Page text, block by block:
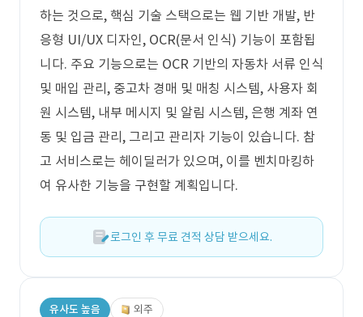
하는 것으로, 핵심 기술 스택으로는 웹 기반 개발, 반
응형 UI/UX 디자인, OCR(문서 인식) 기능이 포함됩
니다. 주요 기능으로는 OCR 기반의 자동차 서류 인식
및 매입 관리, 중고차 경매 및 매칭 시스템, 사용자 회
원 시스템, 내부 메시지 및 알림 시스템, 은행 계좌 연
동 및 입금 관리, 그리고 관리자 기능이 있습니다. 참
고 서비스로는 헤이딜러가 있으며, 이를 벤치마킹하
여 유사한 기능을 구현할 계획입니다.
로그인 후 무료 견적 상담 받으세요.
유사도 높음 외주